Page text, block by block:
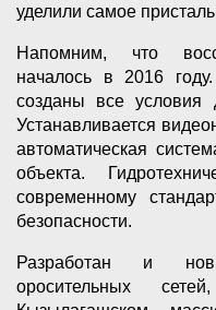
уделили самое
Напомним, что
началось в 2016
созданы все условия
Устанавливается
автоматическая
объекта.
современному
безопасности.
Разработан и
оросительных